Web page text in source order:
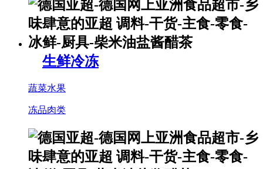
生鲜冷冻
蔬菜水果
冻品肉类